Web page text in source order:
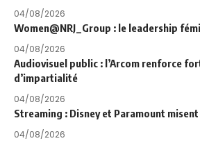
04/08/2026
Women@NRJ_Group : le leadership
04/08/2026
Audiovisuel public : l’Arcom renforce
d’impartialité
04/08/2026
Streaming : Disney et Paramount
04/08/2026